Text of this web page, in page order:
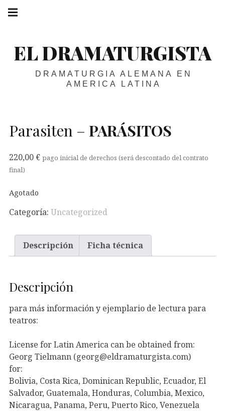
Skip
EL DRAMATURGISTA
DRAMATURGIA ALEMANA EN
AMERICA LATINA
navigation
Parasiten – PARÁSITOS
220,00 € pago inicial de derechos (será descontado del contrato
final)
Agotado
Categoría: Uncategorized
Descripción Ficha técnica
Descripción
para más información y ejemplario de lectura para
teatros:
License for Latin America can be obtained from:
Georg Tielmann (georg@eldramaturgista.com)
for:
Bolivia, Costa Rica, Dominican Republic, Ecuador, El
Salvador, Guatemala, Honduras, Columbia, Mexico,
Nicaragua, Panama, Peru, Puerto Rico, Venezuela